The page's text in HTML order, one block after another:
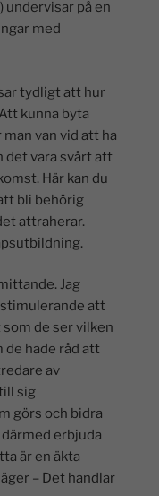
undervisar på en
med
tydligt att hur
kunna byta
van vid att ha
det vara svårt att
Här kan du
bli behörig
attraherar.
Jag
att
de ser vilken
hade råd att
av
sig
görs och bidra
erbjuda
är en äkta
– Det handlar